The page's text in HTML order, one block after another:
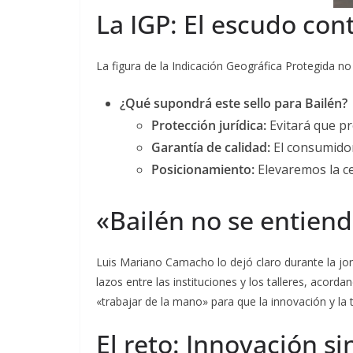
La IGP: El escudo
La figura de la Indicación Geográfica Protegida
¿Qué supondrá este sello para Bailén?
Protección jurídica: Evitará que
Garantía de calidad: El
Posicionamiento: Elevaremos la
«Bailén no se
Luis Mariano Camacho lo dejó claro durante la
lazos entre las instituciones y los talleres,
«trabajar de la mano» para que la innovación y
El reto: Innovación